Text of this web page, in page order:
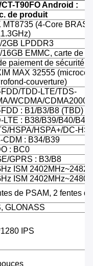
T90FO Android :
de produit
MT8735 (4-Core BRAS
2GB LPDDR3
16GB EMMC, carte de
paiement de sécurité
MAX 32555
couverture)
FDD/TDD-LTE/TDS-
WCDMA/CDMA2000/
FDD : B1/B3/B8 (TBD)
LTE : B38/B39/B40/B41
HSPA/HSPA+/DC-
CDM : B34/B39
: BC0
GPRS : B3/B8
ISM
ISM
de PSAM, 2 fentes
GLONASS
IPS